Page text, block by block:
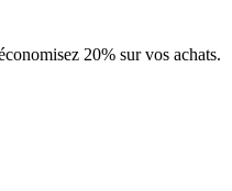
20% sur vos achats.